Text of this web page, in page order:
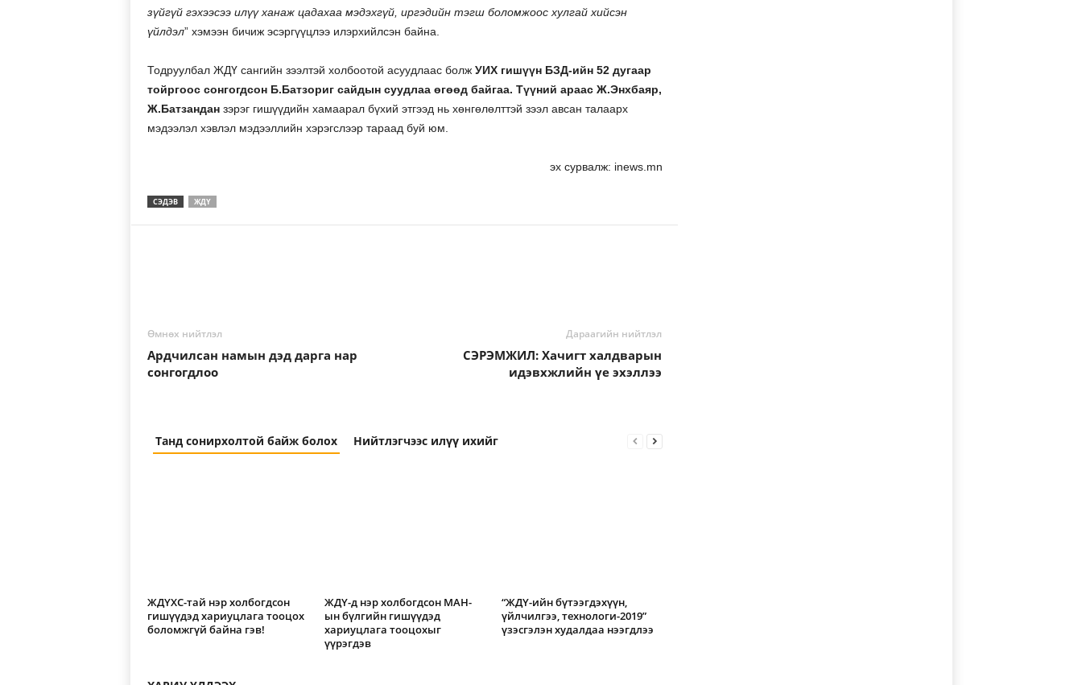
зүйгүй гэхээсээ илүү ханаж цадахаа мэдэхгүй, иргэдийн тэгш боломжоос хулгай хийсэн
үйлдэл” хэмээн бичиж эсэргүүцлээ илэрхийлсэн байна.
Тодруулбал ЖДҮ сангийн зээлтэй холбоотой асуудлаас болжУИХ гишүүн БЗД-ийн 52 дугаар
тойргоос сонгогдсон Б.Батзориг сайдын суудлаа өгөөд байгаа. Түүний араас Ж.Энхбаяр,
Ж.Батзанданзэрэг гишүүдийн хамаарал бүхий этгээд нь хөнгөлөлттэй зээл авсан талаарх
мэдээлэл хэвлэл мэдээллийн хэрэгслээр тараад буй юм.
эх сурвалж: inews.mn
СЭДЭВ ЖДҮ
Өмнөх нийтлэл
Ардчилсан намын дэд дарга нар
сонгогдлоо
Дараагийн нийтлэл
СЭРЭМЖИЛ: Хачигт халдварын
идэвхжлийн үе эхэллээ
Танд сонирхолтой байж болох Нийтлэгчээс илүү ихийг
ЖДҮХС-тай нэр холбогдсон
гишүүдэд хариуцлага тооцох
боломжгүй байна гэв!
ЖДҮ-д нэр холбогдсон МАН-
ын бүлгийн гишүүдэд
хариуцлага тооцохыг
үүрэгдэв
“ЖДҮ-ийн бүтээгдэхүүн,
үйлчилгээ, технологи-2019”
үзэсгэлэн худалдаа нээгдлээ